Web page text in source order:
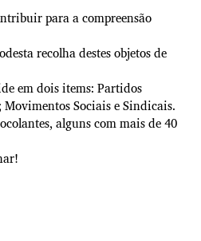
para a compreensão
recolha destes objetos de
em dois items: Partidos
Sociais e Sindicais.
alguns com mais de 40